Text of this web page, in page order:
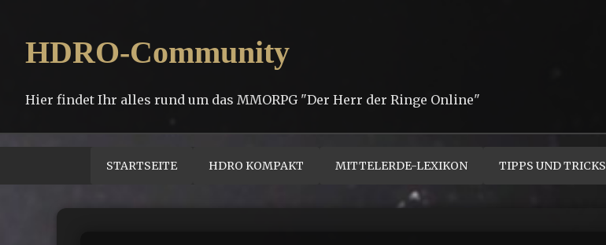
HDRO-Community
Hier findet Ihr alles rund um das MMORPG "Der Herr der Ringe Online"
STARTSEITE HDRO KOMPAKT MITTELERDE-LEXIKON TIPPS UND TRICKS